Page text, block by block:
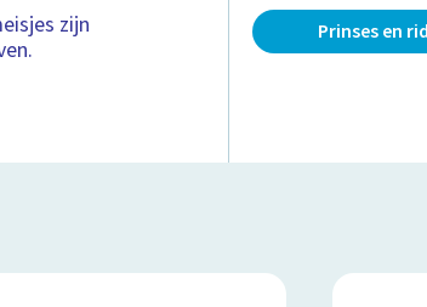
zijn
Prinses en